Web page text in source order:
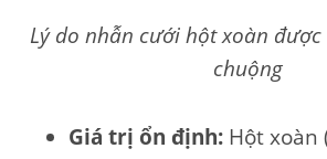
Lý do nhẫn cưới hột xoàn
chuộng
Giá trị ổn định: Hột xoàn